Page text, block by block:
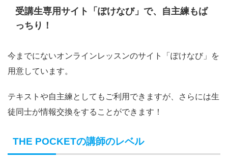
受講生専用サイト「ぽけなび」で、自主練もば
っちり！
今までにないオンラインレッスンのサイト「ぽけなび」を
用意しています。
テキストや自主練としてもご利用できますが、さらには生
徒同士が情報交換をすることができます！
THE POCKETの講師のレベル